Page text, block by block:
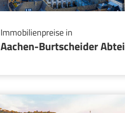
Immobilienpreise in
Aachen-Burtscheider Abtei